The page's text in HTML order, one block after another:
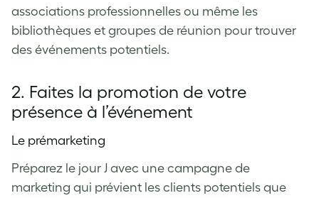
associations professionnelles ou même les
bibliothèques et groupes de réunion pour trouver
des événements potentiels.
2. Faites la promotion de votre
présence à l’événement
Le prémarketing
Préparez le jour J avec une campagne de
marketing qui prévient les clients potentiels que